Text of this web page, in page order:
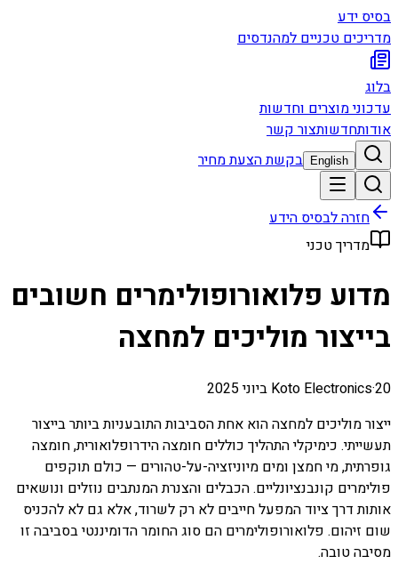
בסיס ידע
מדריכים טכניים למהנדסים
בלוג
עדכוני מוצרים וחדשות
אודותחדשותצור קשר
English בקשת הצעת מחיר
חזרה לבסיס הידע
מדריך טכני
מדוע פלואורופולימרים חשובים
בייצור מוליכים למחצה
Koto Electronics·20 ביוני 2025
ייצור מוליכים למחצה הוא אחת הסביבות התובעניות ביותר בייצור
תעשייתי. כימיקלי התהליך כוללים חומצה הידרופלואורית, חומצה
גופרתית, מי חמצן ומים מיוניזציה-על-טהורים — כולם תוקפים
פולימרים קונבנציונליים. הכבלים והצנרת המנתבים נוזלים ונושאים
אותות דרך ציוד המפעל חייבים לא רק לשרוד, אלא גם לא להכניס
שום זיהום. פלואורופולימרים הם סוג החומר הדומיננטי בסביבה זו
מסיבה טובה.